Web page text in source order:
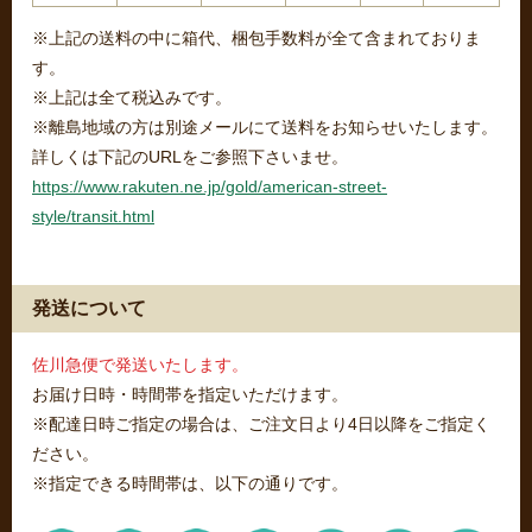
※上記の送料の中に箱代、梱包手数料が全て含まれておりま
す。
※上記は全て税込みです。
※離島地域の方は別途メールにて送料をお知らせいたします。
詳しくは下記のURLをご参照下さいませ。
https://www.rakuten.ne.jp/gold/american-street-
style/transit.html
発送について
佐川急便で発送いたします。
お届け日時・時間帯を指定いただけます。
※配達日時ご指定の場合は、ご注文日より4日以降をご指定く
ださい。
※指定できる時間帯は、以下の通りです。